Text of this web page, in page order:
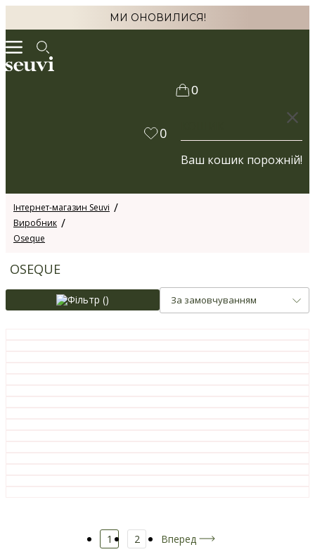
МИ ОНОВИЛИСЯ!
0
0
Ваш кошик порожній!
Інтернет-магазин Seuvi
Виробник
Oseque
OSEQUE
Фільтр () За замовчуванням
1 2 Вперед